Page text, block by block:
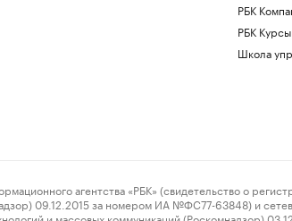
РБК
РБК Курсы
Школа
агентства «РБК» (свидетельство о
09.12.2015 за номером ИА №ФС77-63848) и